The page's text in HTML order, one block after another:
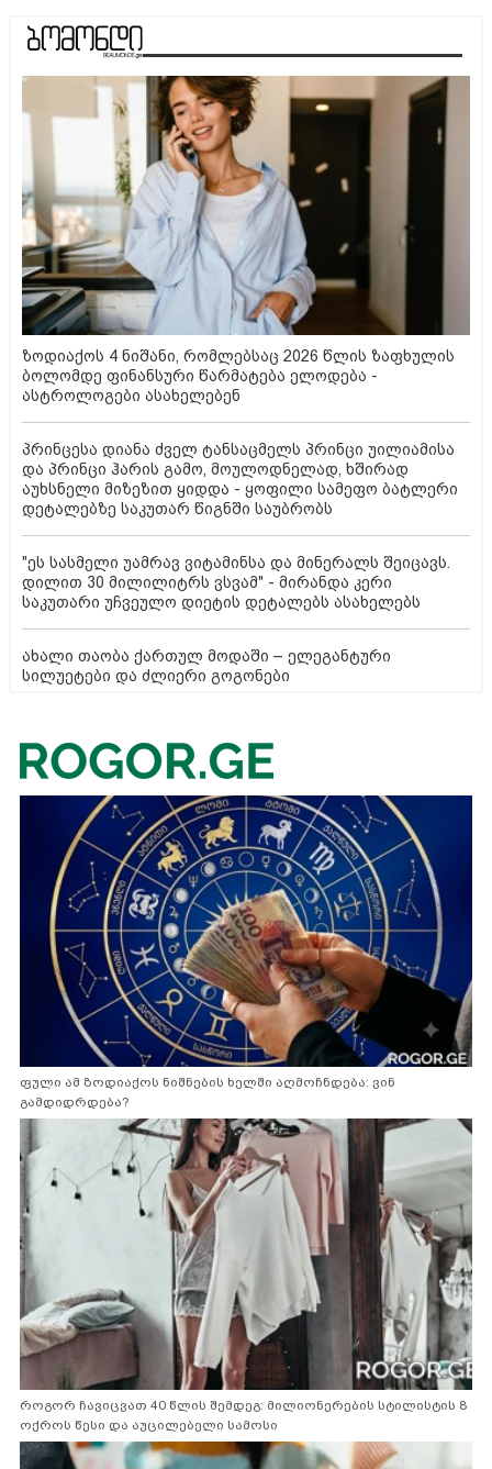
ზოდიაქოს 4 ნიშანი, რომლებსაც 2026 წლის ზაფხულის
ბოლომდე ფინანსური წარმატება ელოდება -
ასტროლოგები ასახელებენ
პრინცესა დიანა ძველ ტანსაცმელს პრინცი უილიამისა
და პრინცი ჰარის გამო, მოულოდნელად, ხშირად
აუხსნელი მიზეზით ყიდდა - ყოფილი სამეფო ბატლერი
დეტალებზე საკუთარ წიგნში საუბრობს
"ეს სასმელი უამრავ ვიტამინსა და მინერალს შეიცავს.
დილით 30 მილილიტრს ვსვამ" - მირანდა კერი
საკუთარი უჩვეულო დიეტის დეტალებს ასახელებს
ახალი თაობა ქართულ მოდაში – ელეგანტური
სილუეტები და ძლიერი გოგონები
ფული ამ ზოდიაქოს ნიშნების ხელში აღმოჩნდება: ვინ
გამდიდრდება?
როგორ ჩავიცვათ 40 წლის შემდეგ: მილიონერების სტილისტის 8
ოქროს წესი და აუცილებელი სამოსი